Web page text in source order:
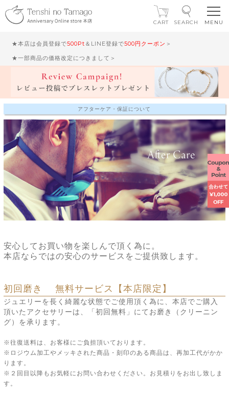
★本店は会員登録で500Pt ＆LINE登録で500円クーポン ＞
★一部商品の価格改定につきまして＞
CART SEARCH
アフターケア・保証について
安心してお買い物を楽しんで頂く為に。
本店ならではの安心のサービスをご提供致します。
初回磨き 無料サービス【本店限定】
ジュエリーを長く綺麗な状態でご使用頂く為に、本店でご購入
頂いたアクセサリーは、「初回無料」にてお磨き（クリーニン
グ）を承ります。
※往復送料は、お客様にご負担頂いております。
※ロジウム加工やメッキされた商品・刻印のある商品は、再加工代がかか
ります。
※２回目以降もお気軽にお問い合わせください。お見積りをお出し致しま
す。